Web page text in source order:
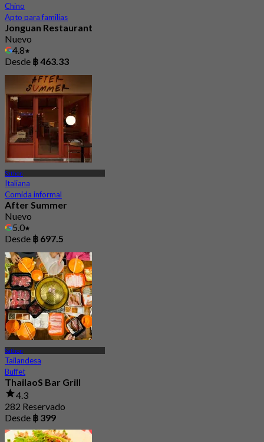
Chino
Apto para familias
Jonguan Restaurant
Nuevo
4.8
Desde ฿ 463.33
Sathon
Italiana
Comida informal
After Summer
Nuevo
5.0
Desde ฿ 697.5
Sathon
Tailandesa
Buffet
ThailaoS Bar Grill
4.3
282 Reservado
Desde ฿ 399